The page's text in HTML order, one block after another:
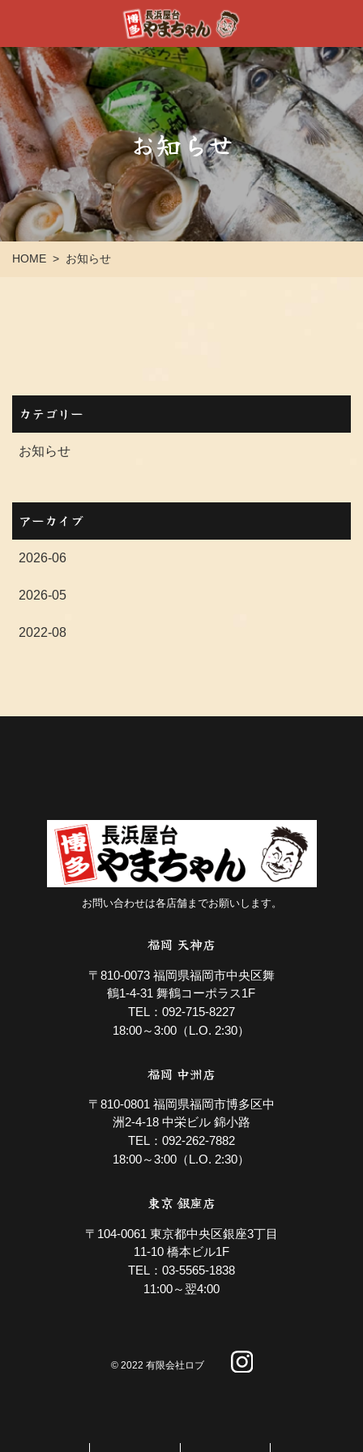
お知らせ
HOME > お知らせ
カテゴリー
お知らせ
アーカイブ
2026-06
2026-05
2022-08
お問い合わせは各店舗までお願いします。
福岡 天神店
〒810-0073 福岡県福岡市中央区舞
鶴1-4-31 舞鶴コーポラス1F
TEL：092-715-8227
18:00～3:00（L.O. 2:30）
福岡 中洲店
〒810-0801 福岡県福岡市博多区中
洲2-4-18 中栄ビル 錦小路
TEL：092-262-7882
18:00～3:00（L.O. 2:30）
東京 銀座店
〒104-0061 東京都中央区銀座3丁目
11-10 橋本ビル1F
TEL：03-5565-1838
11:00～翌4:00
© 2022 有限会社ロブ